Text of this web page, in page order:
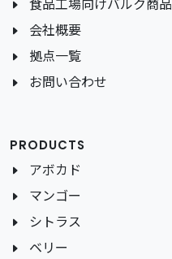
食品工場向けバルク商品
会社概要
拠点一覧
お問い合わせ
PRODUCTS
アボカド
マンゴー
シトラス
ベリー